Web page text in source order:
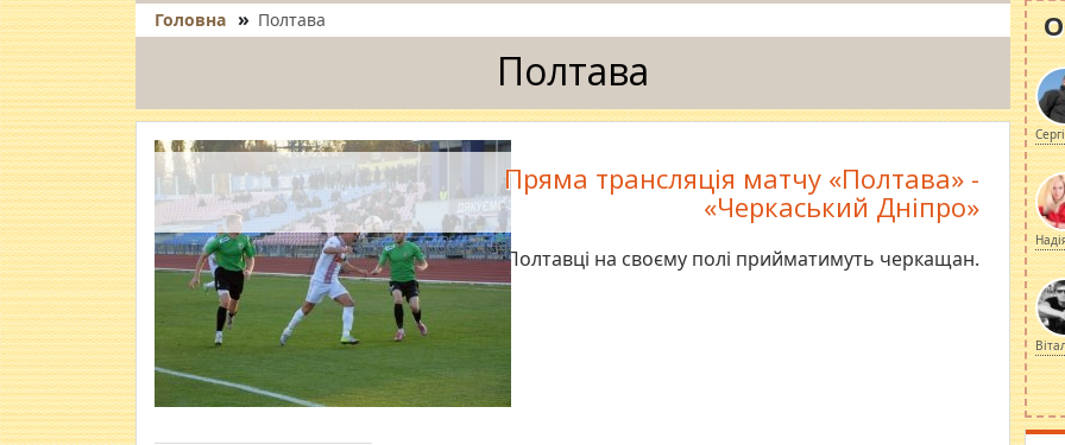
Головна » Полтава
Полтава
Пряма трансляція матчу «Полтава» -
«Черкаський Дніпро»
Полтавці на своєму полі прийматимуть черкащан.